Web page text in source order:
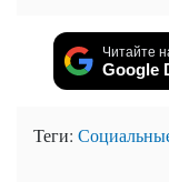
Читайте
Google
Теги: